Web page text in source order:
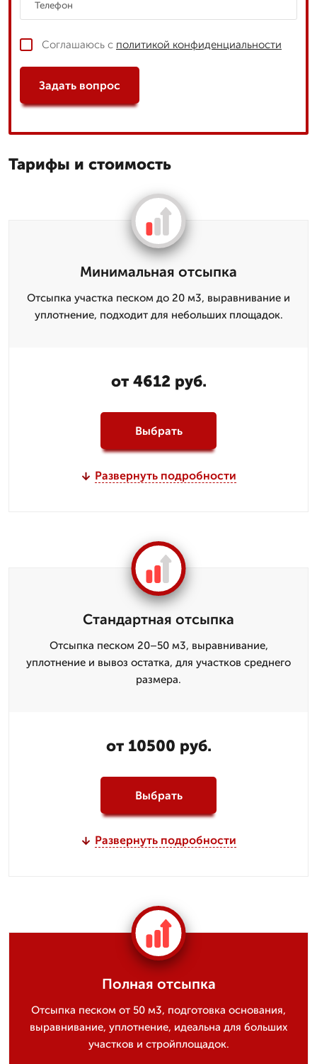
Соглашаюсь с политикой конфиденциальности
Задать вопрос
Тарифы и стоимость
Минимальная отсыпка
Отсыпка участка песком до 20 м3, выравнивание и
уплотнение, подходит для небольших площадок.
от 4612 руб.
Выбрать
Развернуть подробности
Стандартная отсыпка
Отсыпка песком 20–50 м3, выравнивание,
уплотнение и вывоз остатка, для участков среднего
размера.
от 10500 руб.
Выбрать
Развернуть подробности
Полная отсыпка
Отсыпка песком от 50 м3, подготовка основания,
выравнивание, уплотнение, идеальна для больших
участков и стройплощадок.